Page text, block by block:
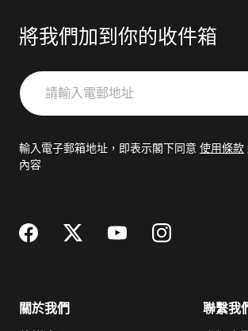
將我們加到你的收件箱
請
輸
郵
輸入電子郵箱地址，即表示閣下同意 使用條款
內容
關於我們 聯繫我